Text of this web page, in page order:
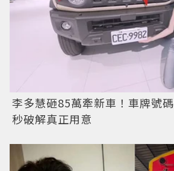
李多慧砸85萬牽新車！車牌號
秒破解真正用意